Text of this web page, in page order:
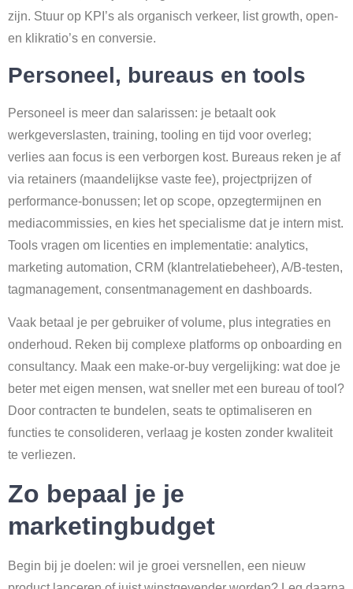
zijn. Stuur op KPI’s als organisch verkeer, list growth, open-
en klikratio’s en conversie.
Personeel, bureaus en tools
Personeel is meer dan salarissen: je betaalt ook
werkgeverslasten, training, tooling en tijd voor overleg;
verlies aan focus is een verborgen kost. Bureaus reken je af
via retainers (maandelijkse vaste fee), projectprijzen of
performance-bonussen; let op scope, opzegtermijnen en
mediacommissies, en kies het specialisme dat je intern mist.
Tools vragen om licenties en implementatie: analytics,
marketing automation, CRM (klantrelatiebeheer), A/B-testen,
tagmanagement, consentmanagement en dashboards.
Vaak betaal je per gebruiker of volume, plus integraties en
onderhoud. Reken bij complexe platforms op onboarding en
consultancy. Maak een make-or-buy vergelijking: wat doe je
beter met eigen mensen, wat sneller met een bureau of tool?
Door contracten te bundelen, seats te optimaliseren en
functies te consolideren, verlaag je kosten zonder kwaliteit
te verliezen.
Zo bepaal je je
marketingbudget
Begin bij je doelen: wil je groei versnellen, een nieuw